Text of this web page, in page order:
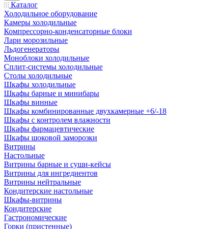
Каталог
Холодильное оборудование
Камеры холодильные
Компрессорно-конденсаторные блоки
Лари морозильные
Льдогенераторы
Моноблоки холодильные
Сплит-системы холодильные
Столы холодильные
Шкафы холодильные
Шкафы барные и минибары
Шкафы винные
Шкафы комбинированные двухкамерные +6/-18
Шкафы с контролем влажности
Шкафы фармацевтические
Шкафы шоковой заморозки
Витрины
Настольные
Витрины барные и суши-кейсы
Витрины для ингредиентов
Витрины нейтральные
Кондитерские настольные
Шкафы-витрины
Кондитерские
Гастрономические
Горки (пристенные)